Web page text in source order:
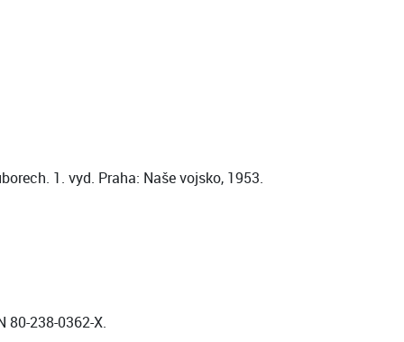
1. vyd. Praha: Naše vojsko, 1953.
80-238-0362-X.